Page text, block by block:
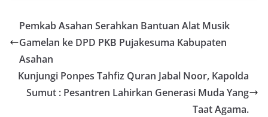
Pemkab Asahan Serahkan Bantuan Alat Musik
Gamelan ke DPD PKB Pujakesuma Kabupaten
Asahan
Kunjungi Ponpes Tahfiz Quran Jabal Noor, Kapolda
Sumut : Pesantren Lahirkan Generasi Muda Yang
Taat Agama.